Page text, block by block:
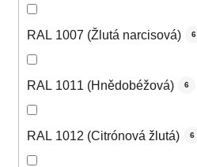
RAL 1007 (Žlutá narcisová) 6
RAL 1011 (Hnědobéžová) 6
RAL 1012 (Citrónová žlutá) 6